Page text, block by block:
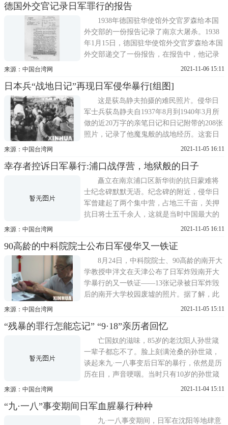
杀史实网站，让所有没有经历过此灾难的人
们都为之动容……这位老人名叫周纪穆，目
前家住上海。1937
德国外交官记录日军罪行的报告
1938年德国驻华使馆外交官罗森给本国
外交部的一份报告记录了南京大屠杀。1938
年1月15日，德国驻华使馆外交官罗森给本国
外交部递交了一份报告，在报告中，他记录
了日军杀戮洗劫后的南京的惨状。(原件藏于
色标出的段落指出：在郊区小港口下关，大
约还有3万具尸体遍布荒野。这些尸体来自有
史以来最残忍的
来源：中国台湾网 2021-11-06 15:11
日本兵“战地日记”再现日军侵华暴行[组图]
这是荻岛静夫拍摄的难民照片。侵华日
军士兵荻岛静夫自1937年8月到1940年3月所
做的近20万字的亲笔日记和日记附带的208张
照片，记录了他魔鬼般的战地经历。这套日
记被翻译、整理成《荻岛静夫日记――一个
版社于8月12日出版发行。目前，《荻岛静夫
日记》的原件及影集被四川省民间收藏家樊
建川收藏。它再一次提供了
来源：中国台湾网 2021-11-05 16:11
幸存者控诉日军暴行:浦口战俘营，地狱般的日子
矗立在南京浦口区新华街的抗日蒙难将
士纪念碑默默无语。纪念碑的附近，侵华日
军曾建起了两个集中营，占地三千亩，关押
抗日将士五千余人，这就是当时中国最大的
战俘营———南京浦口战俘营。两位老人来
眼神流露出愁苦和悲愤，似乎又回到那段不
堪忍受的岁月。浦口区政协副主席王惠平从
上世纪80年代初就开始调查战 ...
来源：中国台湾网 2021-11-05 16:11
90高龄的中科院院士公布日军侵华又一铁证
8月24日，中科院院士、90高龄的南开大
学教授申泮文在天津公布了日军炸毁南开大
学暴行的又一铁证――13张记录被日军炸毁
后的南开大学校园废墟的照片。据了解，此
次公布的这13张照片由日本友人提供，大约
到被日军炸毁后的南开大学校舍废墟，如文
科楼秀山堂、学生宿舍等。此外，这些照片
还记载着日军占领南
来源：中国台湾网 2021-11-05 15:11
“残暴的罪行怎能忘记” “9·18”亲历者回忆
亡国奴的滋味，85岁的老沈阳人孙世箴
一辈子都忘不了。脸上刻满沧桑的孙世箴，
谈起来九·一八事变后日军的暴行，依然是历
历在目，声音哽咽。当时只有10岁的孙世箴
正在小学读书。事发当夜，孙世箴就听到北
么事情。事变第二天发现街上不大对劲，没
有上学的他和很多孩子一样，懵懂不知地来
来源：中国台湾网 2021-11-04 15:11
“九·一八”事变期间日军血腥暴行种种
九·一八事变期间，日军在沈阳等地肆意